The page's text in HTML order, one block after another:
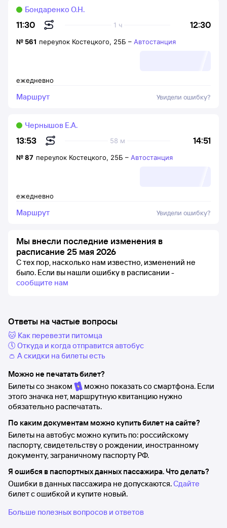
11:30 12:30
1 ч
Бондаренко О.Н.
ежедневно
№ 561 переулок Костецкого, 25Б – Автостанция
Маршрут Увидели ошибку?
13:53 14:51
58 м
Чернышов Е.А.
ежедневно
№87 переулок Костецкого, 25Б – Автостанция
Маршрут Увидели ошибку?
Мы внесли последние изменения в
расписание 25 мая 2026
С тех пор, насколько нам известно, изменений не
было. Если вы нашли ошибку в расписании -
сообщите нам
Ответы на частые вопросы
🐱 Как перевезти питомца
🕔 Откуда и когда отправится автобус
👛 А скидки на билеты есть
Можно не печатать билет?
Билеты со знаком
можно показать со смартфона. Если
этого значка нет, маршрутную квитанцию нужно
обязательно распечатать.
По каким документам можно купить билет на сайте?
Билеты на автобус можно купить по: российскому
паспорту, свидетельству о рождении, иностранному
документу, заграничному паспорту РФ.
Я ошибся в паспортных данных пассажира. Что делать?
Ошибки в данных пассажира не допускаются.Сдайте
билет с ошибкой и купите новый.
Больше полезных вопросов и ответов